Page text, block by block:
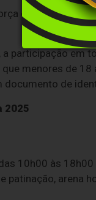
o
participação em
menores de
de
2025
10h00 às 18h00
patinação, arena